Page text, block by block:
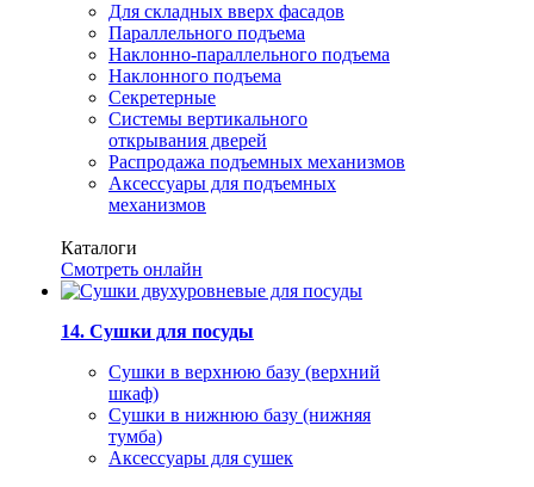
Для складных вверх фасадов
Параллельного подъема
Наклонно-параллельного подъема
Наклонного подъема
Секретерные
Системы вертикального
открывания дверей
Распродажа подъемных механизмов
Аксессуары для подъемных
механизмов
Каталоги
Смотреть онлайн
14. Сушки для посуды
Сушки в верхнюю базу (верхний
шкаф)
Сушки в нижнюю базу (нижняя
тумба)
Аксессуары для сушек